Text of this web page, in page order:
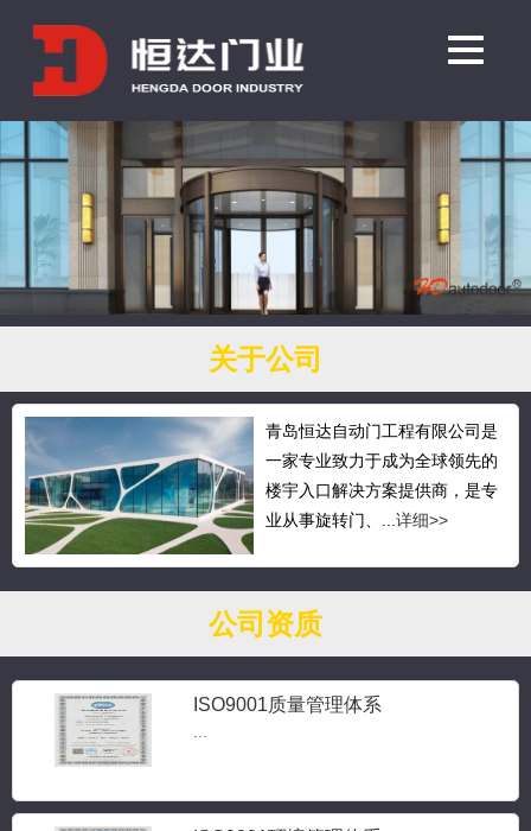
关于公司
青岛恒达自动门工程有限公司是
一家专业致力于成为全球领先的
楼宇入口解决方案提供商，是专
业从事旋转门、... 详细>>
公司资质
ISO9001质量管理体系